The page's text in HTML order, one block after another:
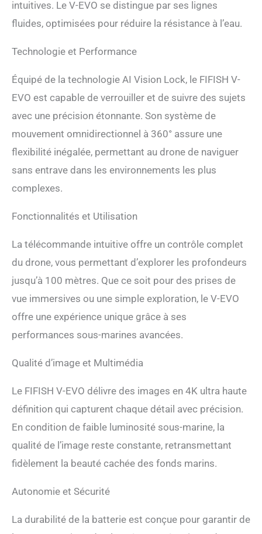
permet l'intégration et la
polyvalence pour
scénarios. Mobilité
méthodes conventionnelles
et obtenez une liberté totale
à 360° dans la mobilité
subaquatique, en lévitation
et en position maintenue.
Transformez votre
imagination créative en une
réalité d'imagerie
d’une paire de lumières LED
combinés · 5500 K.
Optimisez votre vue à
travers la mer profonde et
restaurez les couleurs du
monde sous-marin, en
particulier dans les
environnements sombres et
troubles. Objectif ultra
découvrez un monde
Allez au-delà d'un objectif
sous-marin conventionnel
pour obtenir plus d'impact
avec vos images. Contrôle
VR immersif : offre des
commandes sensorielles
uniques, pilotées par
parcours de FIFISH par un
simple mouvement et une
intuitives. Le V-EVO se distingue par ses lignes
fluides, optimisées pour réduire la résistance à l’eau.
Technologie et Performance
Équipé de la technologie AI Vision Lock, le FIFISH V-
EVO est capable de verrouiller et de suivre des sujets
avec une précision étonnante. Son système de
mouvement omnidirectionnel à 360° assure une
flexibilité inégalée, permettant au drone de naviguer
sans entrave dans les environnements les plus
complexes.
Fonctionnalités et Utilisation
La télécommande intuitive offre un contrôle complet
du drone, vous permettant d’explorer les profondeurs
jusqu’à 100 mètres. Que ce soit pour des prises de
vue immersives ou une simple exploration, le V-EVO
offre une expérience unique grâce à ses
performances sous-marines avancées.
Qualité d’image et Multimédia
Le FIFISH V-EVO délivre des images en 4K ultra haute
définition qui capturent chaque détail avec précision.
En condition de faible luminosité sous-marine, la
qualité de l’image reste constante, retransmettant
fidèlement la beauté cachée des fonds marins.
Autonomie et Sécurité
La durabilité de la batterie est conçue pour garantir de